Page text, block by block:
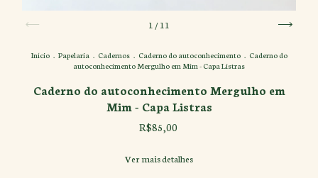
1 /11
Início . Papelaria . Cadernos . Caderno do autoconhecimento . Caderno do
autoconhecimento Mergulho em Mim - Capa Listras
Caderno do autoconhecimento Mergulho em
Mim - Capa Listras
R$85,00
Ver mais detalhes